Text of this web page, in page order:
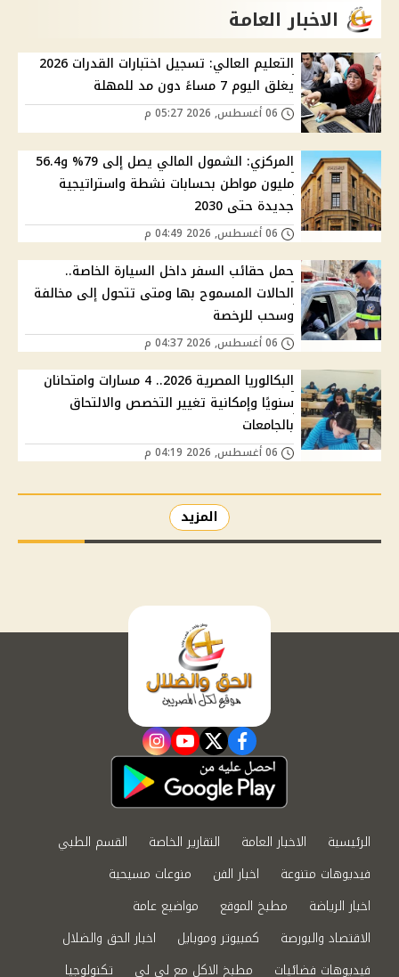
الاخبار العامة
التعليم العالي: تسجيل اختبارات القدرات 2026
يغلق اليوم 7 مساءً دون مد للمهلة
المركزي: الشمول المالي يصل إلى 79% و56.4
مليون مواطن بحسابات نشطة واستراتيجية
جديدة حتى 2030
حمل حقائب السفر داخل السيارة الخاصة..
الحالات المسموح بها ومتى تتحول إلى مخالفة
وسحب للرخصة
البكالوريا المصرية 2026.. 4 مسارات وامتحانان
سنويًا وإمكانية تغيير التخصص والالتحاق
بالجامعات
المزيد
facebook
twitter
youtube
instagram
الرئيسية الاخبار العامة التقارير الخاصة
القسم الطبي
فيديوهات متنوعة
اخبار الفن
منوعات مسيحية
اخبار الرياضة
مطبخ الموقع
مواضيع عامة
الاقتصاد والبورصة
كمبيوتر وموبايل
اخبار الحق والضلال
فيديوهات فضائيات
مطبخ الاكل مع لى لى تكنولوجيا